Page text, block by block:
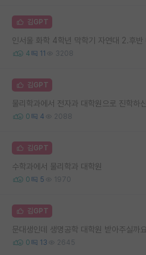
김GPT
인서울 화학 4학년 막학기 자연대 2.후반
4 11 3208
김GPT
물리학과에서 전자과 대학원으로 진학하
0 4 2088
김GPT
수학과에서 물리학과 대학원
0 5 1970
김GPT
문대생인데 생명공학 대학원 받아주실까요
0 13 2645